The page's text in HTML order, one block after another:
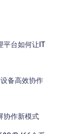
平台如何让IT
备高效协作
协作新模式